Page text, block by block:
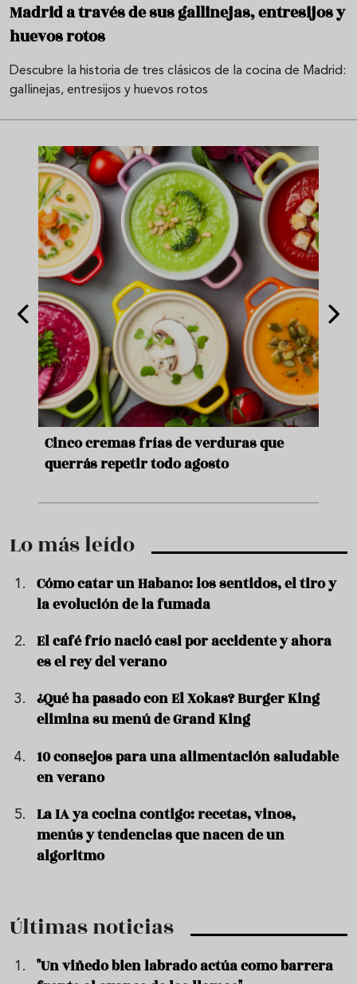
Madrid a través de sus gallinejas, entresijos y
huevos rotos
Descubre la historia de tres clásicos de la cocina de Madrid:
gallinejas, entresijos y huevos rotos
Cinco cremas frías de verduras que
querrás repetir todo agosto
Lo más leído
Cómo catar un Habano: los sentidos, el tiro y
la evolución de la fumada
El café frío nació casi por accidente y ahora
es el rey del verano
¿Qué ha pasado con El Xokas? Burger King
elimina su menú de Grand King
10 consejos para una alimentación saludable
en verano
La IA ya cocina contigo: recetas, vinos,
menús y tendencias que nacen de un
algoritmo
Últimas noticias
"Un viñedo bien labrado actúa como barrera